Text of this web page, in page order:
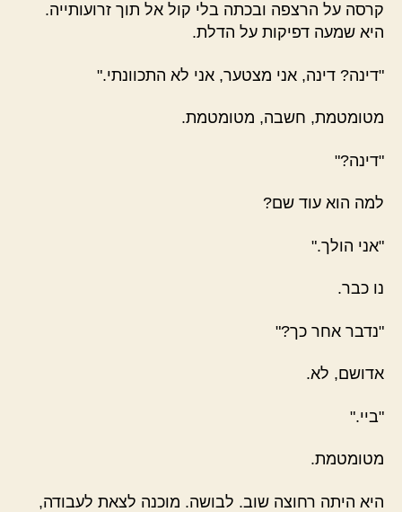
קרסה על הרצפה ובכתה בלי קול אל תוך זרועותייה.
היא שמעה דפיקות על הדלת.
"דינה? דינה, אני מצטער, אני לא התכוונתי."
מטומטמת, חשבה, מטומטמת.
"דינה?"
למה הוא עוד שם?
"אני הולך."
נו כבר.
"נדבר אחר כך?"
אדושם, לא.
"ביי."
מטומטמת.
היא היתה רחוצה שוב. לבושה. מוכנה לצאת לעבודה,